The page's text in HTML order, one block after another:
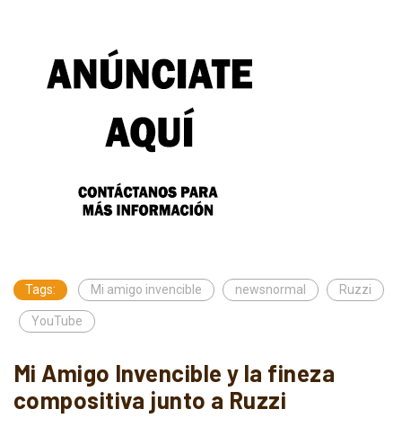
Tags: Mi amigo invencible newsnormal Ruzzi
YouTube
Mi Amigo Invencible y la fineza
compositiva junto a Ruzzi